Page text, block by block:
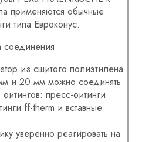
применяются обычные
типа Евроконус.
соединения
из сшитого полиэтилена
и 20 мм можно соединять
пресс-фитинги
ff-therm и вставные
уверенно реагировать на